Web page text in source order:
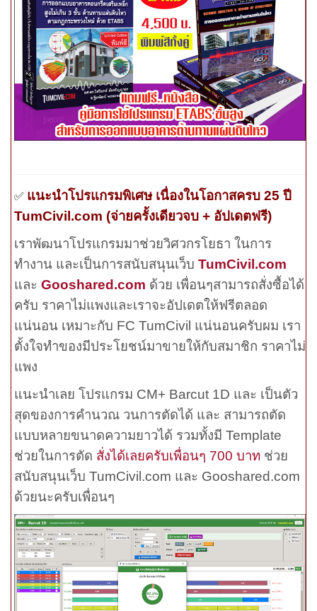
✅ แนะนำโปรแกรมพิเศษ เนื่องในโอกาสครบ 25 ปี
TumCivil.com (จ่ายครั้งเดียวจบ + อัปเดตฟรี)
เราพัฒนาโปรแกรมมาช่วยวิศวกรโยธา ในการ
ทำงาน และเป็นการสนับสนุนเว็บ TumCivil.com
และ Gooshared.com ด้วย เพื่อนๆสามารถสั่งซื้อได้
ครับ ราคาไม่แพงและเราจะอัปเดตให้ฟรีตลอด
แน่นอน เหมาะกับ FC TumCivil แน่นอนครับผม เรา
ตั้งใจทำของมีประโยชน์มาขายให้กับสมาชิก ราคาไม่
แพง
แนะนำเลย โปรแกรม CM+ Barcut 1D และ เป็นตัว
สุดของการคำนวณ วนการตัดได้ และ สามารถตัด
แบบหลายขนาดความยาวได้ รวมทั้งมี Template
ช่วยในการตัด สั่งได้เลยครับเพื่อนๆ 700 บาท ช่วย
สนับสนุนเว็บ TumCivil.com และ Gooshared.com
ด้วยนะครับเพื่อนๆ